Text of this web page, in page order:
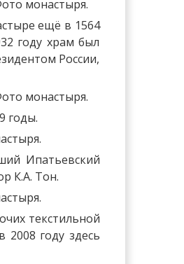
ещё в 1564
году храм был
России,
годы.
Ипатьевский
К.А. Тон.
текстильной
году здесь